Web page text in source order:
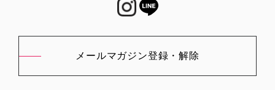
メールマガジン登録・解除